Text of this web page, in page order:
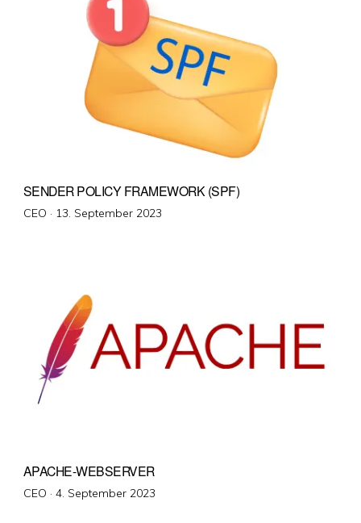
SENDER POLICY FRAMEWORK (SPF)
CEO · Veröffentlicht
13. September 2023
APACHE-WEBSERVER
CEO · Veröffentlicht
4. September 2023